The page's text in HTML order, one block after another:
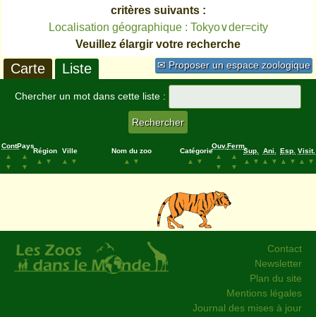
critères suivants :
Localisation géographique : Tokyo∨der=city
Veuillez élargir votre recherche
✉ Proposer un espace zoologique
Carte Liste
Chercher un mot dans cette liste :
Cont.
▲
▼
Pays
▲
▼
Région
▲
▼
Ville
▲
▼
Nom du zoo
▲
▼
Catégorie
▲
▼
Ouv.
▲
▼
Ferm.
▲
▼
Sup.
▲
▼
Ani.
▲
▼
Esp.
▲
▼
Visit.
▲
▼
Contact
Newsletter
Plan du site
Mentions légales
Journal des mises à jour